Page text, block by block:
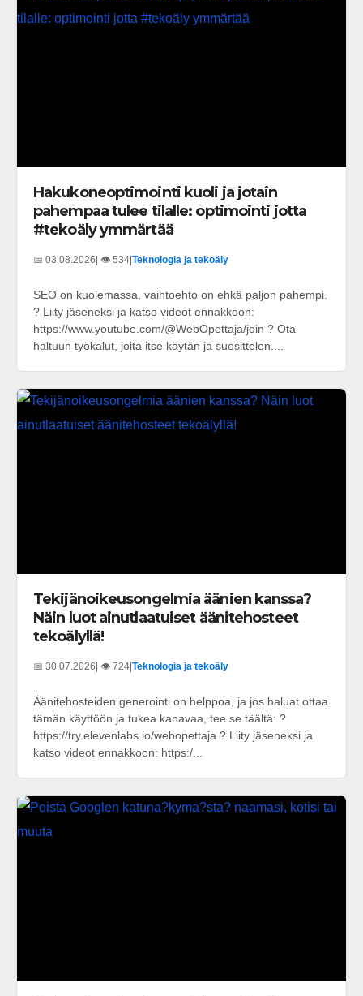
Hakukoneoptimointi kuoli ja jotain
pahempaa tulee tilalle: optimointi jotta
#tekoäly ymmärtää
📅 03.08.2026 | 👁️ 534 Teknologia ja tekoäly
SEO on kuolemassa, vaihtoehto on ehkä paljon pahempi.
? Liity jäseneksi ja katso videot ennakkoon:
https://www.youtube.com/@WebOpettaja/join ? Ota
haltuun työkalut, joita itse käytän ja suosittelen....
Tekijänoikeusongelmia äänien kanssa?
Näin luot ainutlaatuiset äänitehosteet
tekoälyllä!
📅 30.07.2026 | 👁️ 724 Teknologia ja tekoäly
Äänitehosteiden generointi on helppoa, ja jos haluat ottaa
tämän käyttöön ja tukea kanavaa, tee se täältä: ?
https://try.elevenlabs.io/webopettaja ? Liity jäseneksi ja
katso videot ennakkoon: https:/...